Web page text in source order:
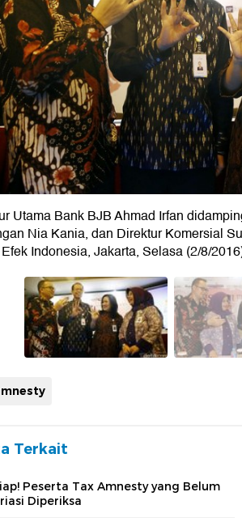
Utama Bank BJB Ahmad Irfan
Nia Kania, dan Direktur Komersial
Indonesia, Jakarta, Selasa (2/8/
Terkait
Peserta Tax Amnesty yang Belum
Diperiksa